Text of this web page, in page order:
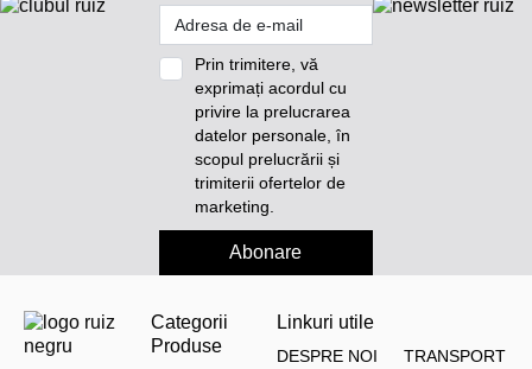
Prin trimitere, vă
exprimați acordul cu
privire la prelucrarea
datelor personale, în
scopul prelucrării și
trimiterii ofertelor de
marketing.
Abonare
Categorii
Produse
Linkuri utile
DESPRE NOI
TRANSPORT